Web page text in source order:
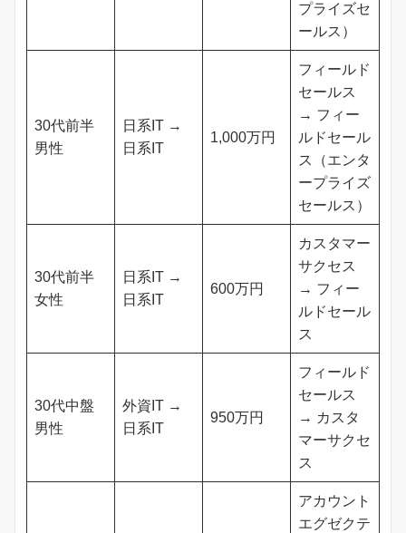
プライズセ
ールス）
30代前半
男性
日系IT →
日系IT
1,000万円
フィールド
セールス
→ フィー
ルドセール
ス（エンタ
ープライズ
セールス）
30代前半
女性
日系IT →
日系IT
600万円
カスタマー
サクセス
→ フィー
ルドセール
ス
30代中盤
男性
外資IT →
日系IT
950万円
フィールド
セールス
→ カスタ
マーサクセ
ス
アカウント
エグゼクテ